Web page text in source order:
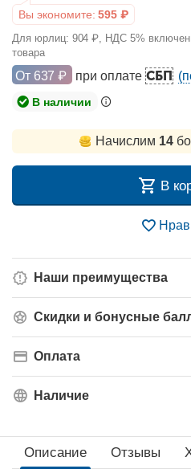
Вы экономите: 595 ₽
Для юрлиц: 904 ₽, НДС 5% включен
товара
От 637 ₽ при оплатеСБП
В наличии
Начислим 14
В
Наши преимущества
Скидки и бонусные
Оплата
Наличие
Описание Отзывы